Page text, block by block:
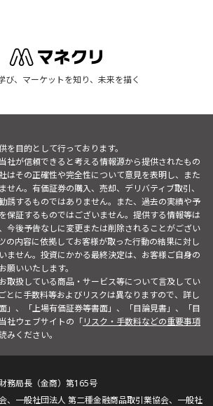
び、マーケットを知り、未来を描く
目的として行っております。
社が信頼できると考える情報源から提供されたもの
はその正確性や完全性について意見を表明し、また
せん。有価証券の購入、売却、デリバティブ取引、
誘するものではありません。また、過去の実績や予
保証するものではございません。提供する情報等は
今後予告なしに変更または削除されることがござい
の内容に依拠してお客様が取った行動の結果に対し
ません。投資にかかる最終決定は、お客様ご自身の
いいたします。
取扱している商品・サービス等について言及してい
とに手数料等およびリスクは異なりますので、詳し
」、「上場有価証券等書面」、「目論見書」、「目
社ウェブサイトの「リスク・手数料などの重要事項
みください。
務局長（金商）第165号
、一般社団法人 第二種金融商品取引業協会、一般社